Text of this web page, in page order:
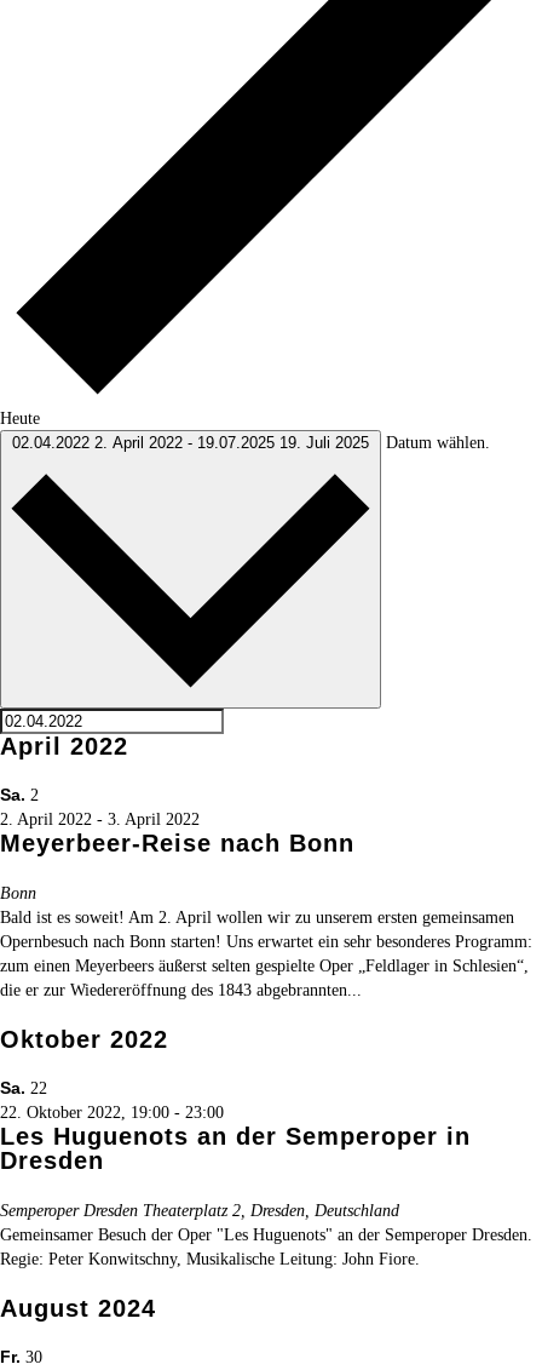
Heute
02.04.2022 2. April 2022 - 19.07.2025 19. Juli 2025 Datum wählen.
April 2022
Sa. 2
2. April 2022 - 3. April 2022
Meyerbeer-Reise nach Bonn
Bonn
Bald ist es soweit! Am 2. April wollen wir zu unserem ersten gemeinsamen
Opernbesuch nach Bonn starten! Uns erwartet ein sehr besonderes Programm:
zum einen Meyerbeers äußerst selten gespielte Oper „Feldlager in Schlesien“,
die er zur Wiedereröffnung des 1843 abgebrannten...
Oktober 2022
Sa. 22
22. Oktober 2022, 19:00 - 23:00
Les Huguenots an der Semperoper in
Dresden
Semperoper Dresden Theaterplatz 2, Dresden, Deutschland
Gemeinsamer Besuch der Oper "Les Huguenots" an der Semperoper Dresden.
Regie: Peter Konwitschny, Musikalische Leitung: John Fiore.
August 2024
Fr. 30